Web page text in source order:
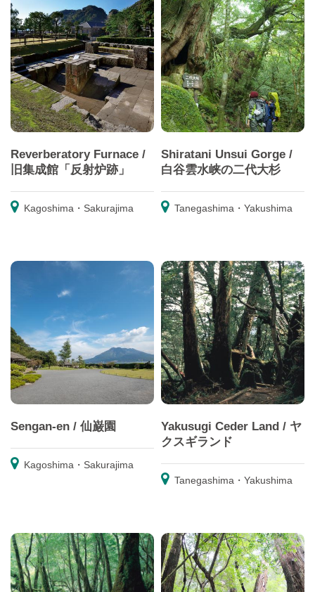
Reverberatory Furnace /
旧集成館「反射炉跡」
Kagoshima・Sakurajima
Shiratani Unsui Gorge /
白谷雲水峡の二代大杉
Tanegashima・Yakushima
Sengan-en / 仙巌園
Kagoshima・Sakurajima
Yakusugi Ceder Land / ヤ
クスギランド
Tanegashima・Yakushima